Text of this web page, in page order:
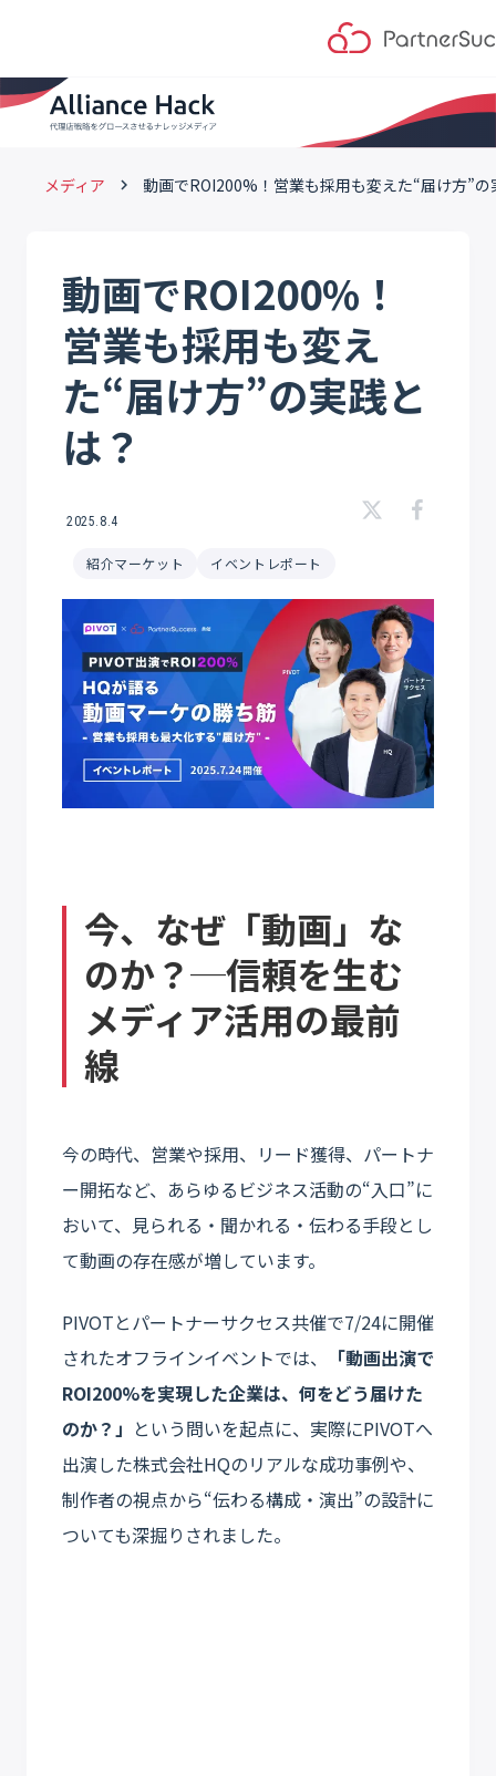
メディア keyboard_arrow_right 動画でROI200%！営業も採用も変えた“届け方”の
動画でROI200%！
営業も採用も変え
た“届け方”の実践と
は？
2025.8.4
紹介マーケット イベントレポート
今、なぜ「動画」な
のか？─信頼を生む
メディア活用の最前
線
今の時代、営業や採用、リード獲得、パートナ
ー開拓など、あらゆるビジネス活動の“入口”に
おいて、見られる・聞かれる・伝わる手段とし
て動画の存在感が増しています。
PIVOTとパートナーサクセス共催で7/24に開催
されたオフラインイベントでは、
「動画出演で
ROI200%を実現した企業は、何をどう届けた
のか？」 という問いを起点に、実際にPIVOTへ
出演した株式会社HQのリアルな成功事例や、
制作者の視点から“伝わる構成・演出”の設計に
ついても深掘りされました。